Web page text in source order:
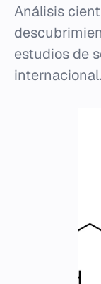
Análisis
estudios de
internacional.